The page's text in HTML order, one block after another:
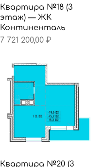
Квартира №18 (3
этаж) — ЖК
Континенталь
7 721 200,00 ₽
Квартира №20 (3